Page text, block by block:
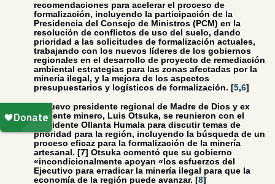
recomendaciones para acelerar el proceso de
formalización, incluyendo la participación de la
Presidencia del Consejo de Ministros (PCM) en la
resolución de conflictos de uso del suelo, dando
prioridad a las solicitudes de formalización actuales,
trabajando con los nuevos líderes de los gobiernos
regionales en el desarrollo de proyecto de remediación
ambiental estrategias para las zonas afectadas por la
minería ilegal, y la mejora de los aspectos
presupuestarios y logísticos de formalización. [5,6]
El nuevo presidente regional de Madre de Dios y ex
dirigente minero, Luis Otsuka, se reunieron con el
presidente Ollanta Humala para discutir temas de
prioridad para la región, incluyendo la búsqueda de un
proceso eficaz para la formalización de la minería
artesanal. [7] Otsuka comentó que su gobierno
«incondicionalmente apoyan «los esfuerzos del
Ejecutivo para erradicar la minería ilegal para que la
economía de la región puede avanzar. [8]